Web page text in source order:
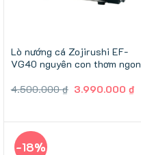
Lò nướng cá Zojirushi EF-
VG40 nguyên con thơm ngon
4.500.000₫ Giá
3.990.000₫
-18%